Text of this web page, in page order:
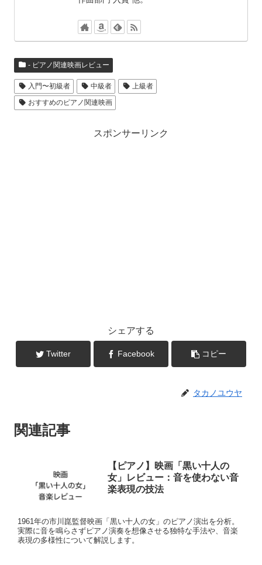
- ピアノ関連映画レビュー
入門〜初級者 中級者
上級者
おすすめのピアノ関連映画
スポンサーリンク
シェアする
Twitter Facebook コピー
タカノユウヤ
関連記事
【ピアノ】映画「黒い十人の
女」レビュー：音を使わない音
楽表現の技法
1961年の市川崑監督映画「黒い十人の女」のピアノ演出を分析。
実際に音を鳴らさずピアノ演奏を想像させる独特な手法や、音楽
表現の多様性について解説します。